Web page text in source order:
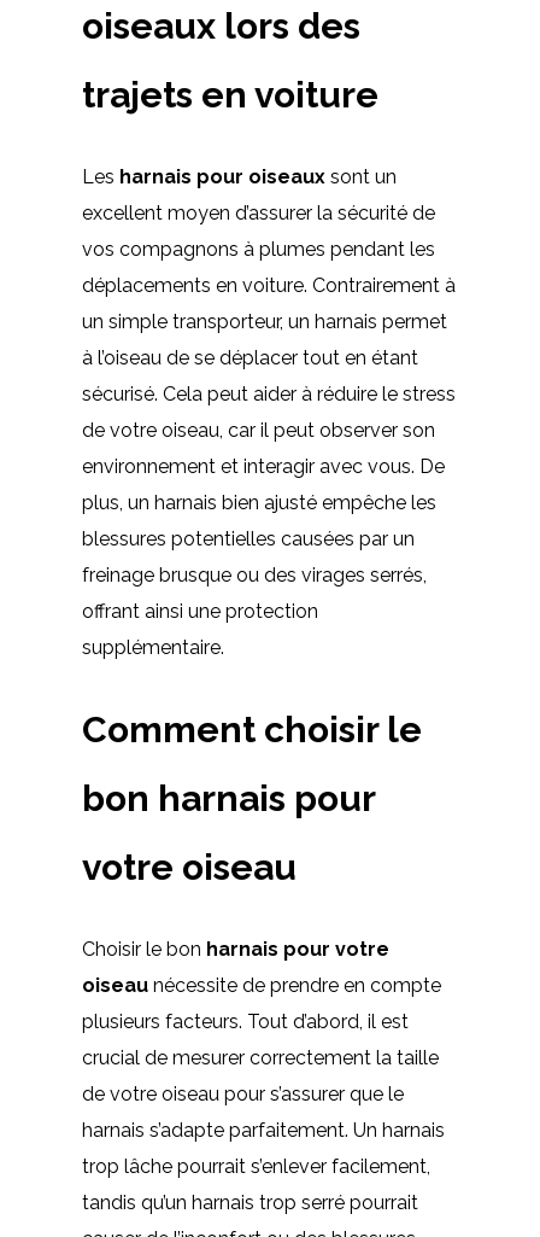
oiseaux lors des
trajets en voiture
Les harnais pour oiseaux sont un
excellent moyen d’assurer la sécurité de
vos compagnons à plumes pendant les
déplacements en voiture. Contrairement à
un simple transporteur, un harnais permet
à l’oiseau de se déplacer tout en étant
sécurisé. Cela peut aider à réduire le stress
de votre oiseau, car il peut observer son
environnement et interagir avec vous. De
plus, un harnais bien ajusté empêche les
blessures potentielles causées par un
freinage brusque ou des virages serrés,
offrant ainsi une protection
supplémentaire.
Comment choisir le
bon harnais pour
votre oiseau
Choisir le bon harnais pour votre
oiseau nécessite de prendre en compte
plusieurs facteurs. Tout d’abord, il est
crucial de mesurer correctement la taille
de votre oiseau pour s’assurer que le
harnais s’adapte parfaitement. Un harnais
trop lâche pourrait s’enlever facilement,
tandis qu’un harnais trop serré pourrait